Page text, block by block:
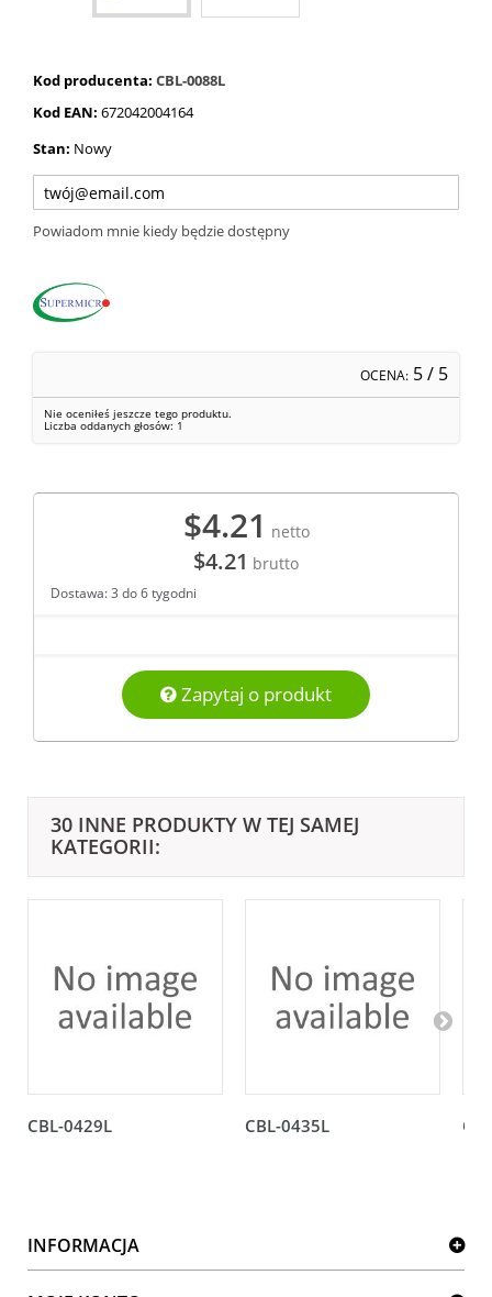
Kod producenta: CBL-0088L
Kod EAN: 672042004164
Stan: Nowy
Powiadom mnie kiedy będzie dostępny
OCENA: 5/ 5
Nie oceniłeś jeszcze tego produktu.
Liczba oddanych głosów: 1
$4.21 netto
$4.21 brutto
Dostawa: 3 do 6 tygodni
Zapytaj o produkt
30 INNE PRODUKTY W TEJ SAMEJ
KATEGORII:
CBL-0429L CBL-0435L
INFORMACJA